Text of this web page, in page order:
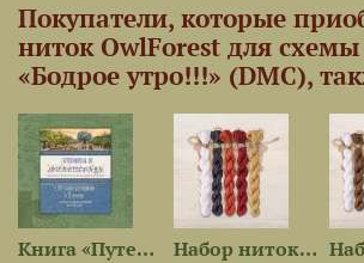
Покупатели, которые
ниток OwlForest для
«Бодрое утро!!!» (DMC),
Книга «Путеводитель по... Набор ниток OwlForest для...